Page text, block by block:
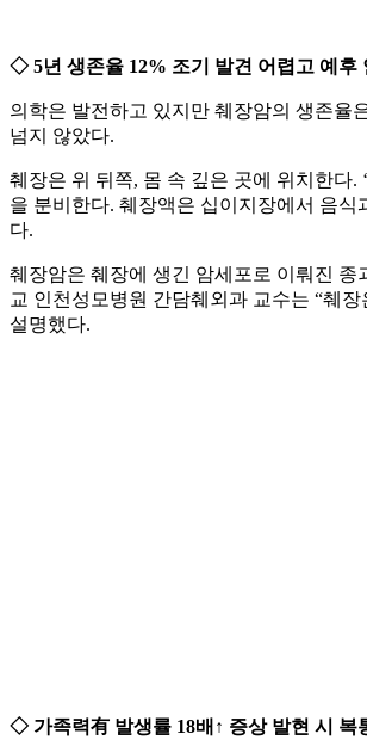
◇ 5년 생존율 12% 조기 발견 어렵고 예후
의학은 발전하고 있지만 췌장암의 생존율
넘지 않았다.
췌장은 위 뒤쪽, 몸 속 깊은 곳에 위치한다
을 분비한다. 췌장액은 십이지장에서 음
다.
췌장암은 췌장에 생긴 암세포로 이뤄진
교 인천성모병원 간담췌외과 교수는 “췌
설명했다.
◇ 가족력有 발생률 18배↑ 증상 발현 시 복